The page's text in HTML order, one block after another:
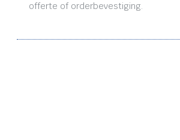
offerte of orderbevestiging.